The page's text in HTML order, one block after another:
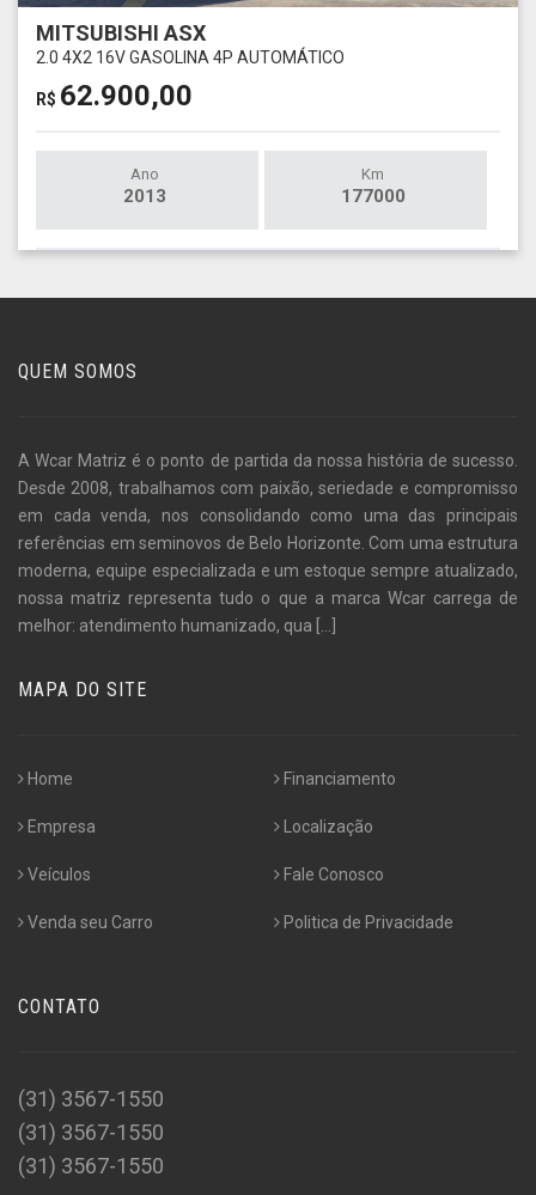
MITSUBISHI ASX
2.0 4X2 16V GASOLINA 4P AUTOMÁTICO
R$ 62.900,00
Ano
2013
Km
177000
QUEM SOMOS
A Wcar Matriz é o ponto de partida da nossa história de sucesso.
Desde 2008, trabalhamos com paixão, seriedade e compromisso
em cada venda, nos consolidando como uma das principais
referências em seminovos de Belo Horizonte. Com uma estrutura
moderna, equipe especializada e um estoque sempre atualizado,
nossa matriz representa tudo o que a marca Wcar carrega de
melhor: atendimento humanizado, qua
MAPA DO SITE
Home
Empresa
Veículos
Venda seu Carro
Financiamento
Localização
Fale Conosco
Politica de Privacidade
CONTATO
(31) 3567-1550
(31) 3567-1550
(31) 3567-1550